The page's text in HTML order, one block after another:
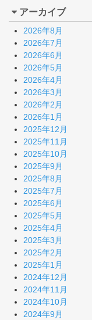
アーカイブ
2026年8月
2026年7月
2026年6月
2026年5月
2026年4月
2026年3月
2026年2月
2026年1月
2025年12月
2025年11月
2025年10月
2025年9月
2025年8月
2025年7月
2025年6月
2025年5月
2025年4月
2025年3月
2025年2月
2025年1月
2024年12月
2024年11月
2024年10月
2024年9月